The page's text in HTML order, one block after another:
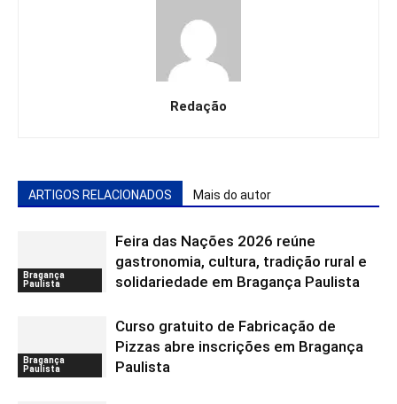
Redação
ARTIGOS RELACIONADOS Mais do autor
Bragança
Paulista
Feira das Nações 2026 reúne
gastronomia, cultura, tradição rural e
solidariedade em Bragança Paulista
Bragança
Paulista
Curso gratuito de Fabricação de
Pizzas abre inscrições em Bragança
Paulista